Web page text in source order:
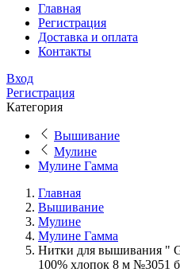
Главная
Регистрация
Доставка и оплата
Контакты
Вход
Регистрация
Категория
Вышивание
Мулине
Мулине Гамма
Главная
Вышивание
Мулине
Мулине Гамма
Нитки для вышивания "
100% хлопок 8 м №3051